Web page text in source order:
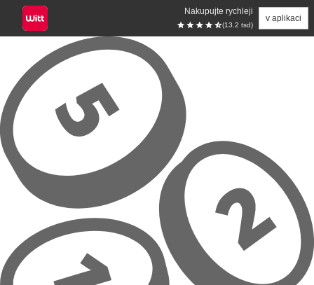
Nakupujte rychleji
(13.2 tsd)
v aplikaci
Přeskočit na hlavní obsah